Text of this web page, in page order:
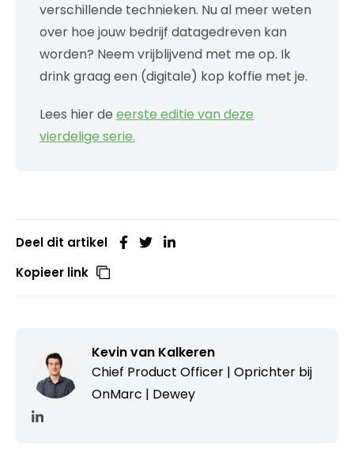
verschillende technieken. Nu al meer weten
over hoe jouw bedrijf datagedreven kan
worden? Neem vrijblijvend met me op. Ik
drink graag een (digitale) kop koffie met je.
Lees hier de eerste editie van deze
vierdelige serie.
Deel dit artikel
Kopieer link
Kevin van Kalkeren
Chief Product Officer | Oprichter bij
OnMarc | Dewey